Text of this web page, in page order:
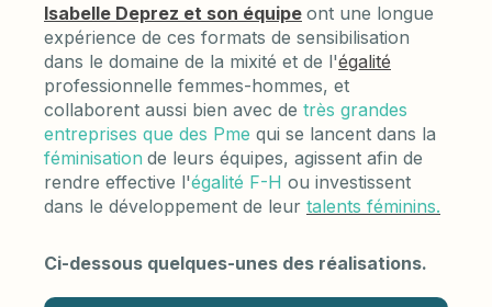
Isabelle Deprez et son équipe ont une longue
expérience de ces formats de sensibilisation
dans le domaine de la mixité et de l'égalité
professionnelle femmes-hommes, et
collaborent aussi bien avec de très grandes
entreprises que des Pme qui se lancent dans la
féminisation de leurs équipes, agissent afin de
rendre effective l'égalité F-H ou investissent
dans le développement de leur talents féminins.
Ci-dessous quelques-unes des réalisations.